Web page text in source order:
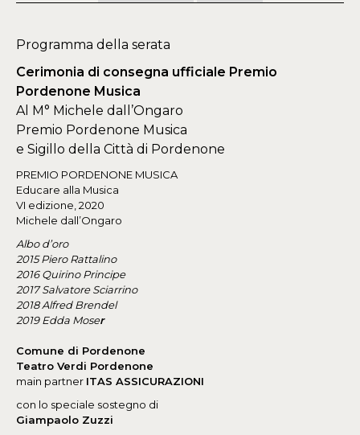
Programma della serata
Cerimonia di consegna ufficiale Premio
Pordenone Musica
Al M° Michele dall’Ongaro
Premio Pordenone Musica
e Sigillo della Città di Pordenone
PREMIO PORDENONE MUSICA
Educare alla Musica
VI edizione, 2020
Michele dall’Ongaro
Albo d’oro
2015 Piero Rattalino
2016 Quirino Principe
2017 Salvatore Sciarrino
2018 Alfred Brendel
2019 Edda Moser
Comune di Pordenone
Teatro Verdi Pordenone
main partner ITAS ASSICURAZIONI
con lo speciale sostegno di
Giampaolo Zuzzi